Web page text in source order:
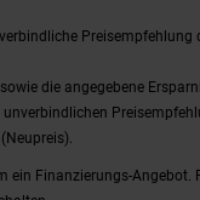
Preisempfehlung
die angegebene
ein Finanzierungs-Angebot.